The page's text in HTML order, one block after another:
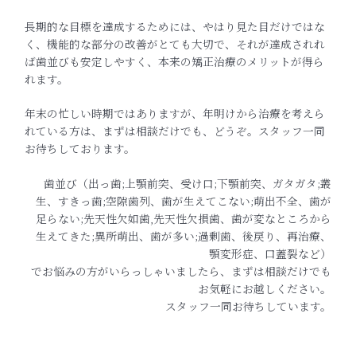
長期的な目標を達成するためには、やはり見た目だけではな
く、機能的な部分の改善がとても大切で、それが達成されれ
ば歯並びも安定しやすく、本来の矯正治療のメリットが得ら
れます。
年末の忙しい時期ではありますが、年明けから治療を考えら
れている方は、まずは相談だけでも、どうぞ。スタッフ一同
お待ちしております。
歯並び（出っ歯;上顎前突、受け口;下顎前突、ガタガタ;叢
生、すきっ歯;空隙歯列、歯が生えてこない;萌出不全、歯が
足らない;先天性欠如歯,先天性欠損歯、歯が変なところから
生えてきた;異所萌出、歯が多い;過剰歯、後戻り、再治療、
顎変形症、口蓋裂など）
でお悩みの方がいらっしゃいましたら、まずは相談だけでも
お気軽にお越しください。
スタッフ一同お待ちしています。